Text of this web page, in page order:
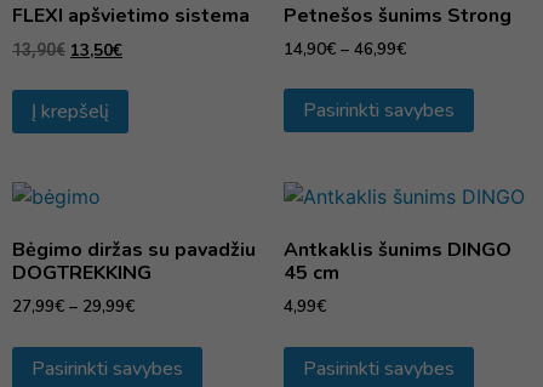
FLEXI apšvietimo sistema
13,90€ 13,50€
Į krepšelį
Petnešos šunims Strong
14,90€ – 46,99€
Pasirinkti savybes
Bėgimo diržas su pavadžiu
DOGTREKKING
27,99€ – 29,99€
Pasirinkti savybes
Antkaklis šunims DINGO
45 cm
4,99€
Pasirinkti savybes